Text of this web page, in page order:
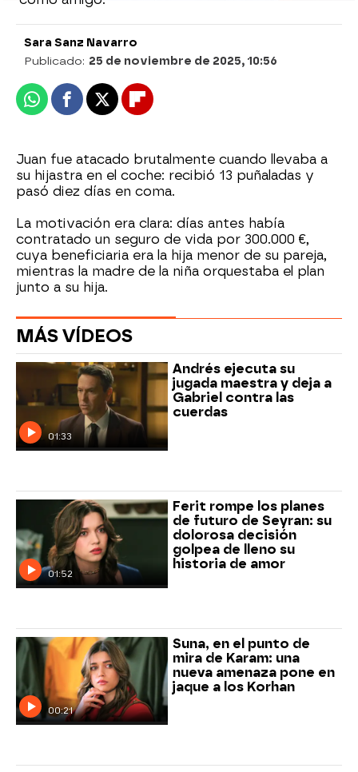
Sara Sanz Navarro
Publicado: 25 de noviembre de 2025, 10:56
WhatsappFacebook
X Flipboard
Juan fue atacado brutalmente cuando llevaba a
su hijastra en el coche: recibió 13 puñaladas y
pasó diez días en coma.
La motivación era clara: días antes había
contratado un seguro de vida por 300.000 €,
cuya beneficiaria era la hija menor de su pareja,
mientras la madre de la niña orquestaba el plan
junto a su hija.
MÁS VÍDEOS
01:33
Andrés ejecuta su
jugada maestra y deja a
Gabriel contra las
cuerdas
01:52
Ferit rompe los planes
de futuro de Seyran: su
dolorosa decisión
golpea de lleno su
historia de amor
00:21
Suna, en el punto de
mira de Karam: una
nueva amenaza pone en
jaque a los Korhan